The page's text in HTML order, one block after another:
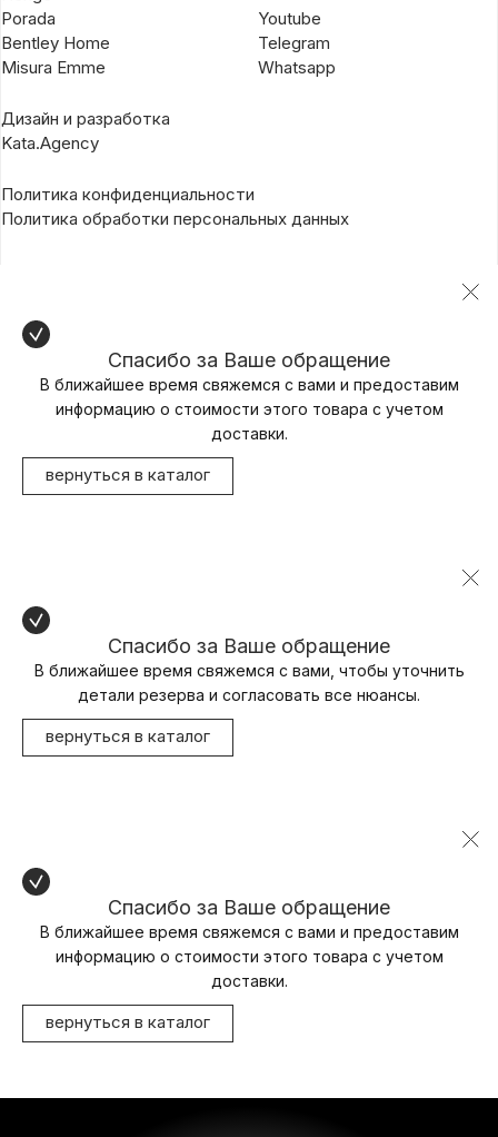
Porada
Bentley Home
Misura Emme
Youtube
Telegram
Whatsapp
Дизайн и разработка
Kata.Agency
Политика конфиденциальности
Политика обработки персональных данных
Спасибо за Ваше обращение
В ближайшее время свяжемся с вами и предоставим
информацию о стоимости этого товара с учетом
доставки.
вернуться в каталог
Спасибо за Ваше обращение
В ближайшее время свяжемся с вами, чтобы уточнить
детали резерва и согласовать все нюансы.
вернуться в каталог
Спасибо за Ваше обращение
В ближайшее время свяжемся с вами и предоставим
информацию о стоимости этого товара с учетом
доставки.
вернуться в каталог